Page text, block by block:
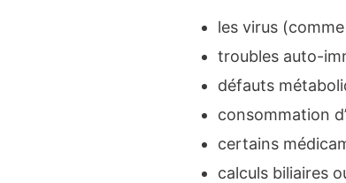
les virus (comme
troubles auto-
défauts
consommation
certains
calculs biliaires